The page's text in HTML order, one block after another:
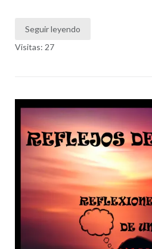
Seguir leyendo
Visitas: 27